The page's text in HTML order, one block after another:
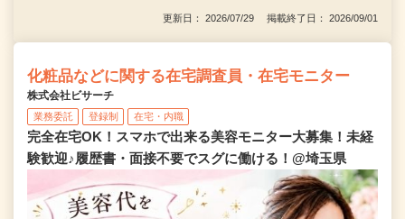
更新日： 2026/07/29 掲載終了日： 2026/09/01
化粧品などに関する在宅調査員・在宅モニター
株式会社ビサーチ
業務委託 登録制 在宅・内職
完全在宅OK！スマホで出来る美容モニター大募集！未経
験歓迎♪履歴書・面接不要でスグに働ける！@埼玉県